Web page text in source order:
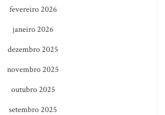
fevereiro 2026
janeiro 2026
dezembro 2025
novembro 2025
outubro 2025
setembro 2025